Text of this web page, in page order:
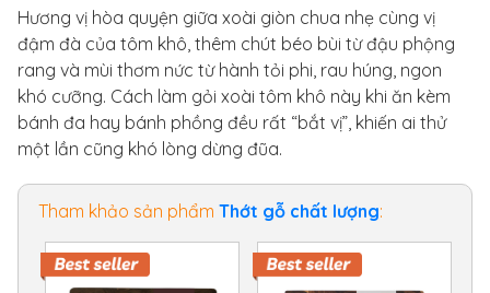
Hương vị hòa quyện giữa xoài giòn chua nhẹ cùng vị
đậm đà của tôm khô, thêm chút béo bùi từ đậu phộng
rang và mùi thơm nức từ hành tỏi phi, rau húng, ngon
khó cưỡng. Cách làm gỏi xoài tôm khô này khi ăn kèm
bánh đa hay bánh phồng đều rất “bắt vị”, khiến ai thử
một lần cũng khó lòng dừng đũa.
Tham khảo sản phẩm Thớt gỗ chất lượng: